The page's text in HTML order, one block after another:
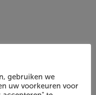
gebruiken we
uw voorkeuren voor